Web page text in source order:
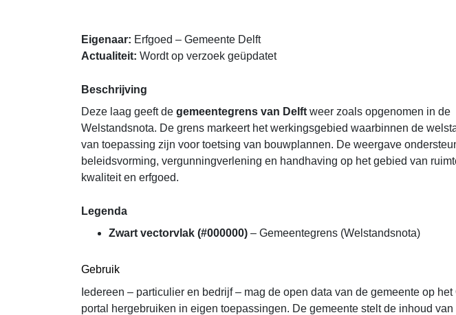
Eigenaar: Erfgoed – Gemeente Delft
Actualiteit: Wordt op verzoek geüpdatet
Beschrijving
Deze laag geeft de gemeentegrens van Delft weer zoals opgenomen in de
Welstandsnota. De grens markeert het werkingsgebied waarbinnen de
van toepassing zijn voor toetsing van bouwplannen. De weergave
beleidsvorming, vergunningverlening en handhaving op het gebied van
kwaliteit en erfgoed.
Legenda
Zwart vectorvlak (#000000) – Gemeentegrens (Welstandsnota)
Gebruik
Iedereen – particulier en bedrijf – mag de open data van de gemeente op het
portal hergebruiken in eigen toepassingen. De gemeente stelt de inhoud van